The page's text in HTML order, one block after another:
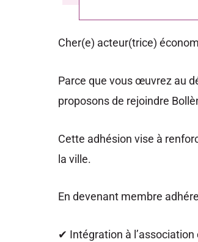
Cher(e) acteur(trice)
Parce que vous œuvrez au
proposons de rejoindre
Cette adhésion vise à
la ville.
En devenant membre
✔ Intégration à